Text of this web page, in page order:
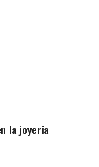
la joyería